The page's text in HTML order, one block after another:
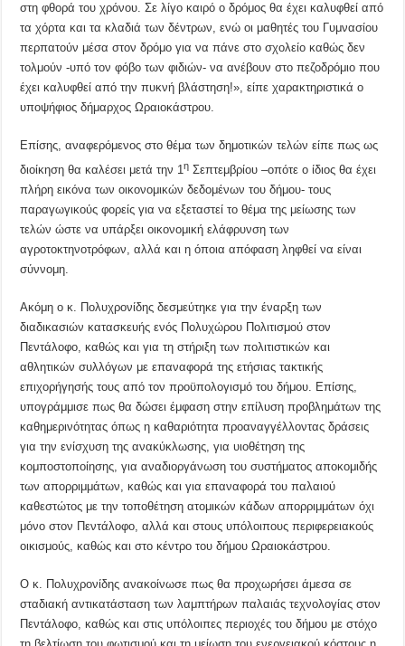
στη φθορά του χρόνου. Σε λίγο καιρό ο δρόμος θα έχει καλυφθεί από
τα χόρτα και τα κλαδιά των δέντρων, ενώ οι μαθητές του Γυμνασίου
περπατούν μέσα στον δρόμο για να πάνε στο σχολείο καθώς δεν
τολμούν -υπό τον φόβο των φιδιών- να ανέβουν στο πεζοδρόμιο που
έχει καλυφθεί από την πυκνή βλάστηση!», είπε χαρακτηριστικά ο
υποψήφιος δήμαρχος Ωραιοκάστρου.
Επίσης, αναφερόμενος στο θέμα των δημοτικών τελών είπε πως ως
διοίκηση θα καλέσει μετά την 1η Σεπτεμβρίου –οπότε ο ίδιος θα έχει
πλήρη εικόνα των οικονομικών δεδομένων του δήμου- τους
παραγωγικούς φορείς για να εξεταστεί το θέμα της μείωσης των
τελών ώστε να υπάρξει οικονομική ελάφρυνση των
αγροτοκτηνοτρόφων, αλλά και η όποια απόφαση ληφθεί να είναι
σύννομη.
Ακόμη ο κ. Πολυχρονίδης δεσμεύτηκε για την έναρξη των
διαδικασιών κατασκευής ενός Πολυχώρου Πολιτισμού στον
Πεντάλοφο, καθώς και για τη στήριξη των πολιτιστικών και
αθλητικών συλλόγων με επαναφορά της ετήσιας τακτικής
επιχορήγησής τους από τον προϋπολογισμό του δήμου. Επίσης,
υπογράμμισε πως θα δώσει έμφαση στην επίλυση προβλημάτων της
καθημερινότητας όπως η καθαριότητα προαναγγέλλοντας δράσεις
για την ενίσχυση της ανακύκλωσης, για υιοθέτηση της
κομποστοποίησης, για αναδιοργάνωση του συστήματος αποκομιδής
των απορριμμάτων, καθώς και για επαναφορά του παλαιού
καθεστώτος με την τοποθέτηση ατομικών κάδων απορριμμάτων όχι
μόνο στον Πεντάλοφο, αλλά και στους υπόλοιπους περιφερειακούς
οικισμούς, καθώς και στο κέντρο του δήμου Ωραιοκάστρου.
Ο κ. Πολυχρονίδης ανακοίνωσε πως θα προχωρήσει άμεσα σε
σταδιακή αντικατάσταση των λαμπτήρων παλαιάς τεχνολογίας στον
Πεντάλοφο, καθώς και στις υπόλοιπες περιοχές του δήμου με στόχο